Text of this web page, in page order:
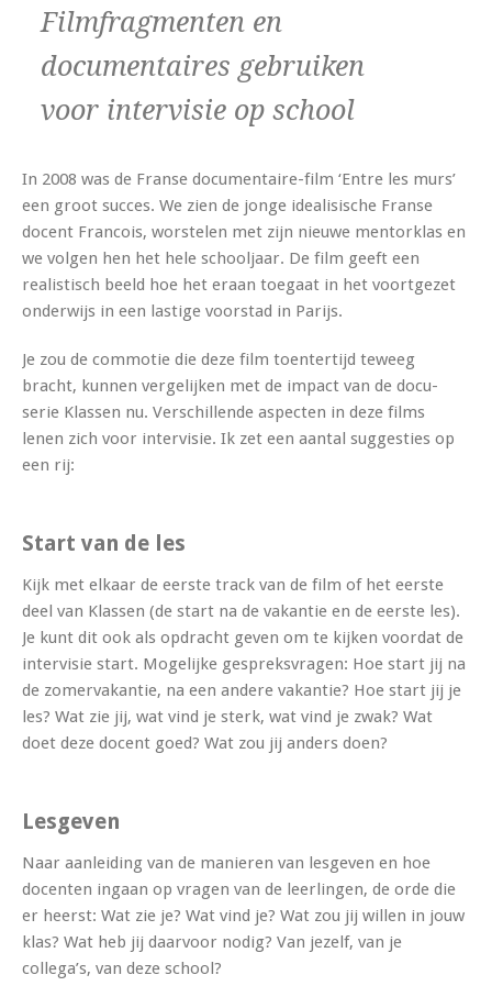
Filmfragmenten en
documentaires gebruiken
voor intervisie op school
In 2008 was de Franse documentaire-film ‘Entre les murs’
een groot succes. We zien de jonge idealisische Franse
docent Francois, worstelen met zijn nieuwe mentorklas en
we volgen hen het hele schooljaar. De film geeft een
realistisch beeld hoe het eraan toegaat in het voortgezet
onderwijs in een lastige voorstad in Parijs.
Je zou de commotie die deze film toentertijd teweeg
bracht, kunnen vergelijken met de impact van de docu-
serie Klassen nu. Verschillende aspecten in deze films
lenen zich voor intervisie. Ik zet een aantal suggesties op
een rij:
Start van de les
Kijk met elkaar de eerste track van de film of het eerste
deel van Klassen (de start na de vakantie en de eerste les).
Je kunt dit ook als opdracht geven om te kijken voordat de
intervisie start. Mogelijke gespreksvragen: Hoe start jij na
de zomervakantie, na een andere vakantie? Hoe start jij je
les? Wat zie jij, wat vind je sterk, wat vind je zwak? Wat
doet deze docent goed? Wat zou jij anders doen?
Lesgeven
Naar aanleiding van de manieren van lesgeven en hoe
docenten ingaan op vragen van de leerlingen, de orde die
er heerst: Wat zie je? Wat vind je? Wat zou jij willen in jouw
klas? Wat heb jij daarvoor nodig? Van jezelf, van je
collega’s, van deze school?